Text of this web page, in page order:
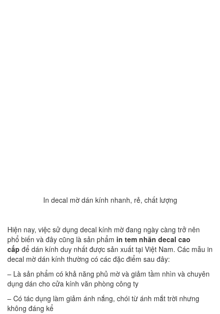
In decal mờ dán kính nhanh, rẻ, chất lượng
Hiện nay, việc sử dụng decal kính mờ đang ngày càng trở nên
phổ biến và đây cũng là sản phẩm in tem nhãn decal cao
cấp để dán kính duy nhất được sản xuất tại Việt Nam. Các mẫu in
decal mờ dán kính thường có các đặc điểm sau đây:
– Là sản phẩm có khả năng phủ mờ và giảm tầm nhìn và chuyên
dụng dán cho cửa kính văn phòng công ty
– Có tác dụng làm giảm ánh nắng, chói từ ánh mắt trời nhưng
không đáng kể